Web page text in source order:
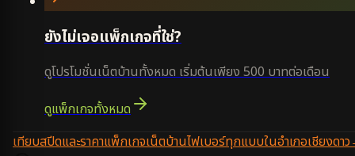
ยังไม่เจอแพ็กเกจที่ใช่?
ดูโปรโมชั่นเน็ตบ้านทั้งหมด เริ่มต้นเพียง 500 บาทต่อเดือน
ดูแพ็กเกจทั้งหมด
เทียบสปีดและราคาแพ็กเกจเน็ตบ้านไฟเบอร์ทุกแบบในอำเภอเชียงดาว